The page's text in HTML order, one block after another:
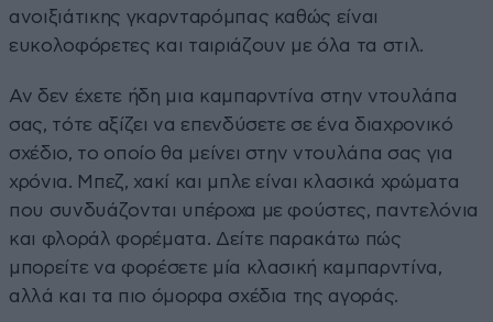
ανοιξιάτικης γκαρνταρόμπας καθώς είναι
ευκολοφόρετες και ταιριάζουν με όλα τα στιλ.
Αν δεν έχετε ήδη μια καμπαρντίνα στην ντουλάπα
σας, τότε αξίζει να επενδύσετε σε ένα διαχρονικό
σχέδιο, το οποίο θα μείνει στην ντουλάπα σας για
χρόνια. Μπεζ, χακί και μπλε είναι κλασικά χρώματα
που συνδυάζονται υπέροχα με φούστες, παντελόνια
και φλοράλ φορέματα. Δείτε παρακάτω πώς
μπορείτε να φορέσετε μία κλασική καμπαρντίνα,
αλλά και τα πιο όμορφα σχέδια της αγοράς.